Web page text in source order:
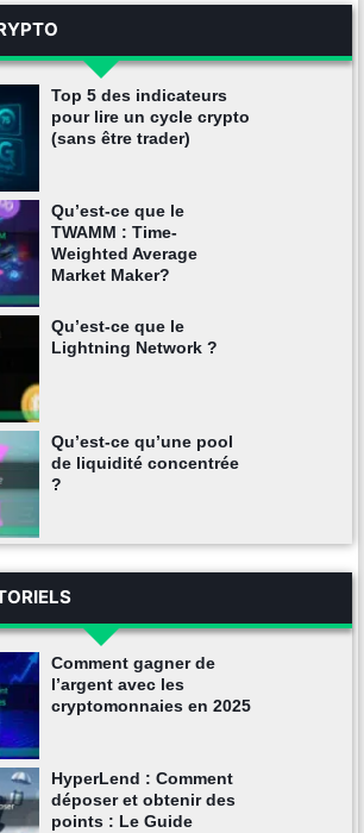
Top 5 des indicateurs
pour lire un cycle crypto
(sans être trader)
Qu’est-ce que le
TWAMM : Time-
Weighted Average
Market Maker?
Qu’est-ce que le
Lightning Network ?
Qu’est-ce qu’une pool
de liquidité concentrée
?
Comment gagner de
l’argent avec les
cryptomonnaies en 2025
HyperLend : Comment
déposer et obtenir des
points : Le Guide